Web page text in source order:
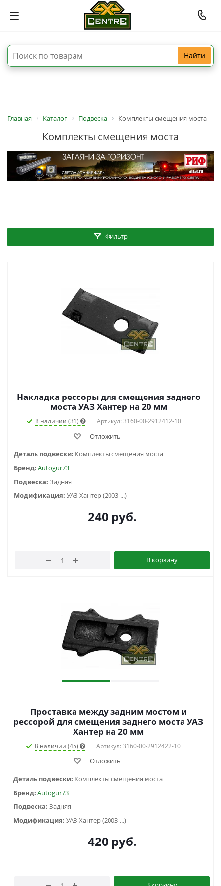
Найти
Главная Каталог Подвеска Комплекты смещения моста
Комплекты смещения моста
Фильтр
Накладка рессоры для смещения заднего
моста УАЗ Хантер на 20 мм
В наличии (31) Артикул: 3160-00-2912412-10
Отложить
Деталь подвески: Комплекты смещения моста
Бренд: Autogur73
Подвеска: Задняя
Модификация: УАЗ Хантер (2003-...)
240 руб.
В корзину
Проставка между задним мостом и
рессорой для смещения заднего моста УАЗ
Хантер на 20 мм
В наличии (45) Артикул: 3160-00-2912422-10
Отложить
Деталь подвески: Комплекты смещения моста
Бренд: Autogur73
Подвеска: Задняя
Модификация: УАЗ Хантер (2003-...)
420 руб.